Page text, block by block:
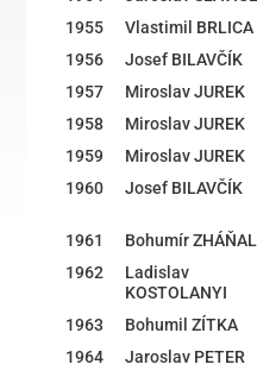
1955
Vlastimil BRLICA
1956
Josef BILAVČÍK
1957
Miroslav JUREK
1958
Miroslav JUREK
1959
Miroslav JUREK
1960
Josef BILAVČÍK
1961
Bohumír ZHÁŇAL
1962
Ladislav
KOSTOLANYI
1963 Bohumil ZÍTKA
1964
Jaroslav PETER